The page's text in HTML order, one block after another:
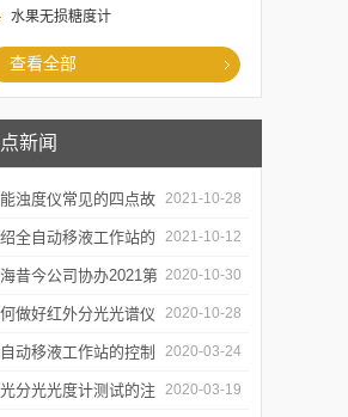
水果无损糖度计
查看全部
新闻
浊度仪常见的四点故 2021-10-28
全自动移液工作站的
种移液方式
2021-10-12
海昔今公司协办2021第
上海沪助科研圈发展
2020-10-30
做好红外分光光谱仪
潮工作
2020-10-28
动移液工作站的控制
有哪些特点
2020-03-24
分光光度计测试的注 2020-03-19